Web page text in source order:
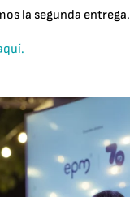
la segunda entrega.